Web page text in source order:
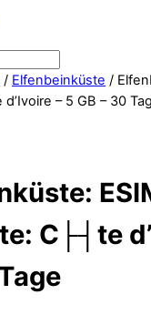
/ Elfenbeinküste /
– 5 GB – 30
C├┤te